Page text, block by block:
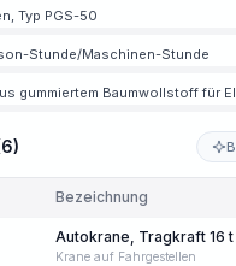
Typ PGS-50
Stunde/Maschinen-Stunde
Bezeichnung
Autokrane, Tragkraft 16 t
Krane auf Fahrgestellen